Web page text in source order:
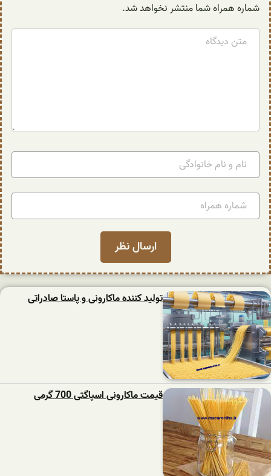
شماره همراه شما منتشر نخواهد شد.
تولید کننده ماکارونی و پاستا صادراتی
قیمت ماکارونی اسپاگتی 700 گرمی